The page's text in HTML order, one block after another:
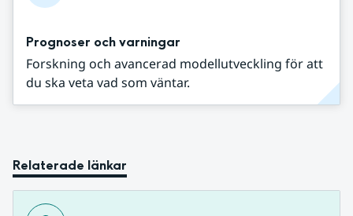
Prognoser och varningar
Forskning och avancerad modellutveckling för att
du ska veta vad som väntar.
Relaterade länkar